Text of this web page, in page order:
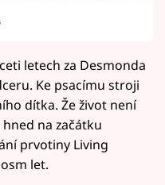
letech za Desmonda
Ke psacímu stroji
dítka. Že život není
na začátku
prvotiny Living
let.